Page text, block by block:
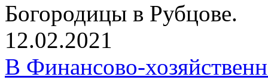
Богородицы в Рубцове.
12.02.2021
В Финансово-